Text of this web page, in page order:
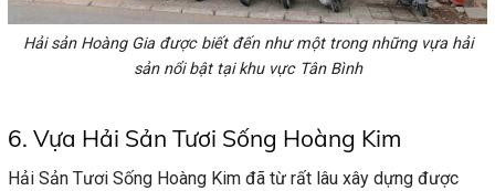
Hải sản Hoàng Gia được biết đến như một trong những vựa hải
sản nổi bật tại khu vực Tân Bình
6. Vựa Hải Sản Tươi Sống Hoàng Kim
Hải Sản Tươi Sống Hoàng Kim đã từ rất lâu xây dựng được